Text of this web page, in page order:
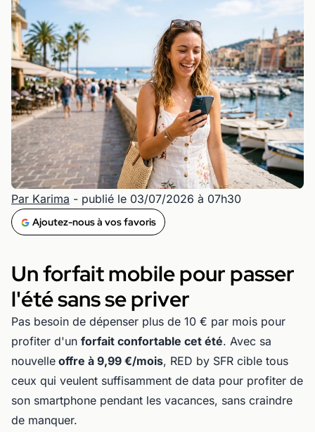
Par Karima - publié le 03/07/2026 à 07h30
Ajoutez-nous à vos favoris
Un forfait mobile pour passer
l'été sans se priver
Pas besoin de dépenser plus de 10 € par mois pour
profiter d'un forfait confortable cet été. Avec sa
nouvelle offre à 9,99 €/mois, RED by SFR cible tous
ceux qui veulent suffisamment de data pour profiter de
son smartphone pendant les vacances, sans craindre
de manquer.